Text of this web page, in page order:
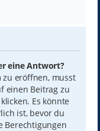
eine Antwort?
zu eröffnen, musst
einen Beitrag zu
Es könnte
ist, bevor du
Berechtigungen